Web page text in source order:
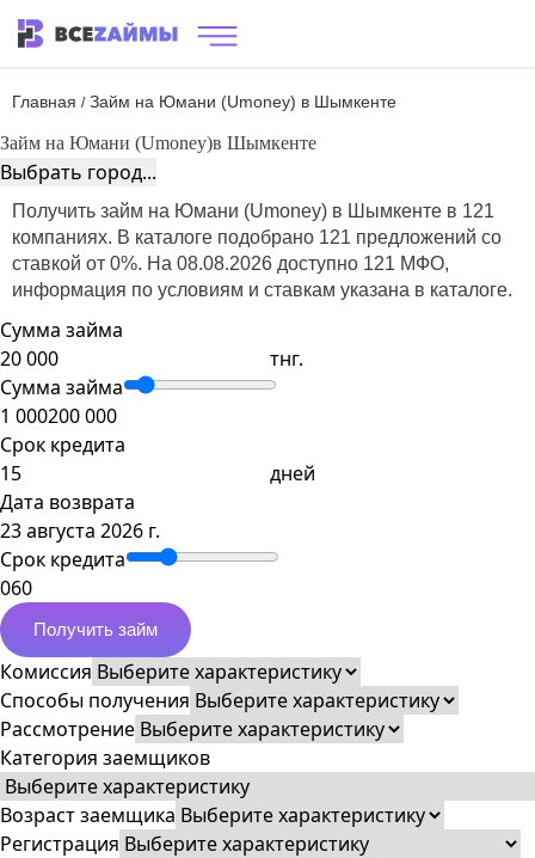
Главная / Займ на Юмани (Umoney) в Шымкенте
Займ на Юмани (Umoney)в Шымкенте
Выбрать город...
Получить займ на Юмани (Umoney) в Шымкенте в 121
компаниях. В каталоге подобрано 121 предложений со
ставкой от 0%. На 08.08.2026 доступно 121 МФО,
информация по условиям и ставкам указана в каталоге.
Сумма займа
тнг.
Сумма займа
1 000200 000
Срок кредита
дней
Дата возврата
23 августа 2026 г.
Срок кредита
060
Получить займ
Комиссия
Способы получения
Рассмотрение
Категория заемщиков
Возраст заемщика
Регистрация